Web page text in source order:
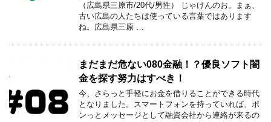
（広島県三原市/20代/男性） じゃけんのお。まぁ、
古い広島の人たちは使っている言葉ではあります
ね。広島県三原 …
まだまだ危ない080金融！？優良ソフト闇
金を探す努力はすべき！
今、さらっと手軽にお金を借りることができる時代
となりました。スマートフォンを持っていれば、ポ
ンっとメッセージとして融資会社から連絡が来るの